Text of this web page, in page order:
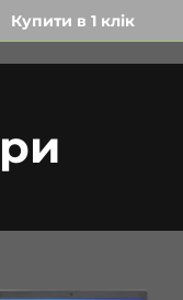
Купити в 1 клік